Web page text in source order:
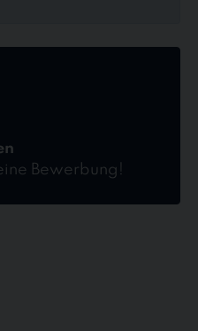
Bewerbung!